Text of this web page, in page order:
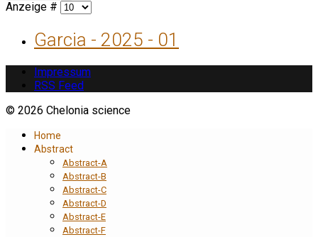
Anzeige #
Garcia - 2025 - 01
Impressum
RSS Feed
© 2026 Chelonia science
Home
Abstract
Abstract-A
Abstract-B
Abstract-C
Abstract-D
Abstract-E
Abstract-F